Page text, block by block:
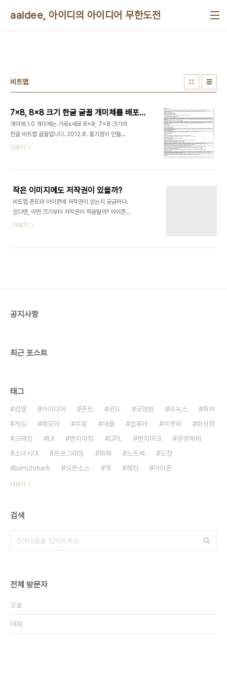
aaidee, 아이디의 아이디어 무한도전
비트맵
7x8, 8x8 크기 한글 글꼴 개미체를 배포합니다
개미체 1.0 개미체는 가로x세로 8x8, 7x8 크기의
한글 비트맵 글꼴입니다. 2012.8. 홍기정이 만들었
고 AGPL v3 라이센스입니다. 개미체는 비트맵으로
꼴을 쓰기 때문에 중요성이 줄어든 시대지요. 에뮬레
이터 게임이나, 임베디드 기기, LED, 옥외 광고 등에
쓰이길 바랍니다. 현재 에뮬레이터 롬 한글화 용으로
7x7짜리 글꼴인 얌체가 있습니다. 하지만 완성형이
어서 없는 글씨가 많고 글자를 알아보기 힘들고 뭉개
볼 수 있는 크기로는 최소 크기입니다. 탈네모꼴 조합
더보기
작은 이미지에도 저작권이 있을까?
비트맵 폰트와 아이콘에 저작권이 있는지 궁금하다.
있다면, 어떤 크기부터 저작권이 적용될까? 아이콘의
경우 어떤 크기부터, 어떤 컬러부터 저작권이 적용될
로 모든 비트맵 이미지에 저작권이 있을 수야 없을 것
더보기
공지사항
최근 포스트
태그
검열 아이디어 폰트 코드 국정원 리눅스
특허
게임
메모리 무료 애플 컴퓨터 이명박
화성학
크래킹
UI 벤치마킹 GPL 벤치마크
운영체제
소녀시대
프로그래밍 화폐 노트북
도청
benchmark
오픈소스 책 해킹 아이폰
더보기
검색
전체 방문자
오늘
어제